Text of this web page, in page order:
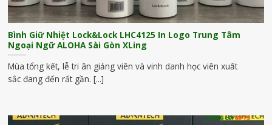
Bình Giữ Nhiệt Lock&Lock LHC4125 In Logo Trung Tâm
Ngoại Ngữ ALOHA Sài Gòn XLing
Mùa tổng kết, lễ tri ân giảng viên và vinh danh học viên xuất
sắc đang đến rất gần. [...]